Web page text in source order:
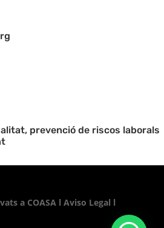
prevenció de riscos laborals
a COASA l Aviso Legal l